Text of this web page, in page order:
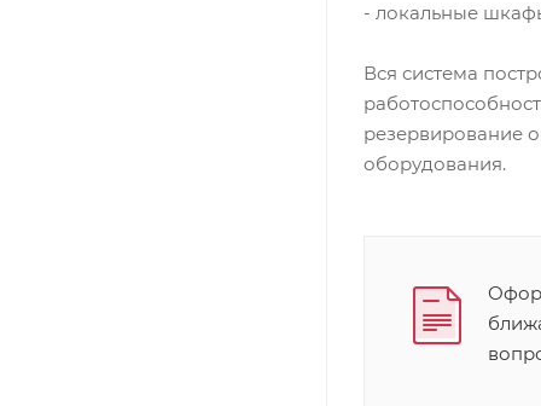
- локальные
Вся система
резервирование
оборудования.